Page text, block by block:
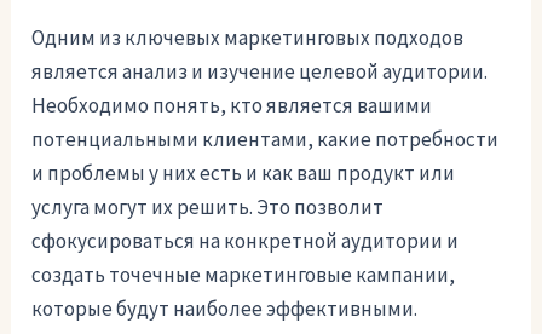
Одним из ключевых маркетинговых подходов
является анализ и изучение целевой аудитории.
Необходимо понять, кто является вашими
потенциальными клиентами, какие потребности
и проблемы у них есть и как ваш продукт или
услуга могут их решить. Это позволит
сфокусироваться на конкретной аудитории и
создать точечные маркетинговые кампании,
которые будут наиболее эффективными.